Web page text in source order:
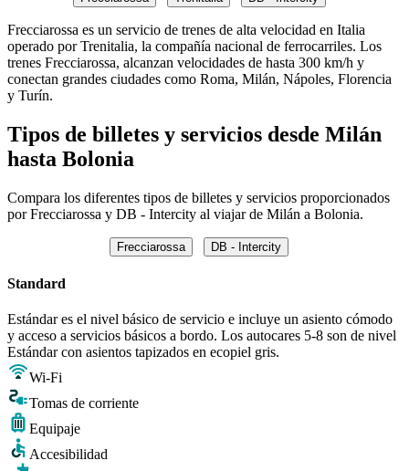
Frecciarossa es un servicio de trenes de alta velocidad en Italia
operado por Trenitalia, la compañía nacional de ferrocarriles. Los
trenes Frecciarossa, alcanzan velocidades de hasta 300 km/h y
conectan grandes ciudades como Roma, Milán, Nápoles, Florencia
y Turín.
Tipos de billetes y servicios desde Milán
hasta Bolonia
Compara los diferentes tipos de billetes y servicios proporcionados
por Frecciarossa y DB - Intercity al viajar de Milán a Bolonia.
Frecciarossa DB - Intercity
Standard
Estándar es el nivel básico de servicio e incluye un asiento cómodo
y acceso a servicios básicos a bordo. Los autocares 5-8 son de nivel
Estándar con asientos tapizados en ecopiel gris.
Wi-Fi
Tomas de corriente
Equipaje
Accesibilidad